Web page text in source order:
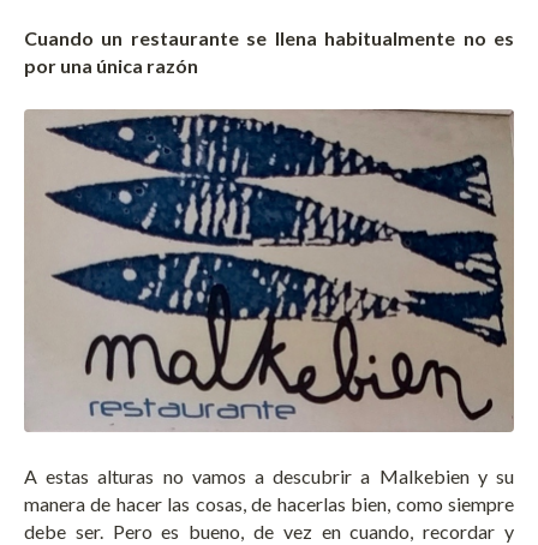
Cuando un restaurante se llena habitualmente no es
por una única razón
A estas alturas no vamos a descubrir a Malkebien y su
manera de hacer las cosas, de hacerlas bien, como siempre
debe ser. Pero es bueno, de vez en cuando, recordar y